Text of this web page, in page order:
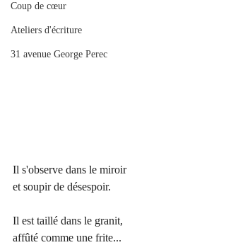
Coup de cœur
Ateliers d'écriture
31 avenue George Perec
Il s'observe dans le miroir
et soupir de désespoir.
Il est taillé dans le granit,
affûté comme une frite...